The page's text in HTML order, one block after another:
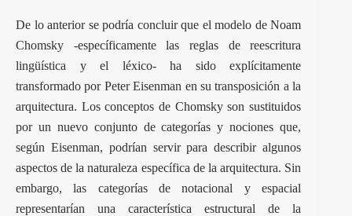
De lo anterior se podría concluir que el modelo de Noam
Chomsky -específicamente las reglas de reescritura
lingüística y el léxico- ha sido explícitamente
transformado por Peter Eisenman en su transposición a la
arquitectura. Los conceptos de Chomsky son sustituidos
por un nuevo conjunto de categorías y nociones que,
según Eisenman, podrían servir para describir algunos
aspectos de la naturaleza específica de la arquitectura. Sin
embargo, las categorías de notacional y espacial
representarían una característica estructural de la